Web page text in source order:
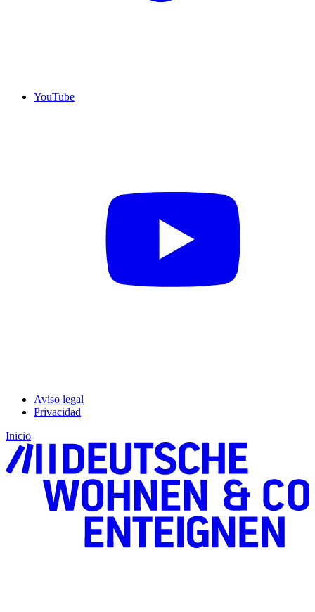
YouTube
Aviso legal
Privacidad
Inicio